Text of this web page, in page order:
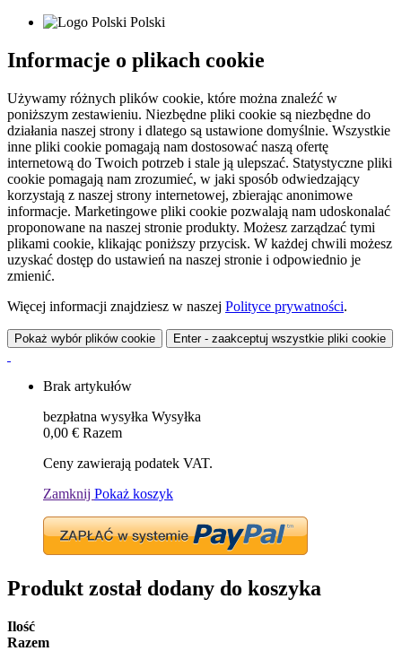
Polski
Informacje o plikach cookie
Używamy różnych plików cookie, które można znaleźć w
poniższym zestawieniu. Niezbędne pliki cookie są niezbędne do
działania naszej strony i dlatego są ustawione domyślnie. Wszystkie
inne pliki cookie pomagają nam dostosować naszą ofertę
internetową do Twoich potrzeb i stale ją ulepszać. Statystyczne pliki
cookie pomagają nam zrozumieć, w jaki sposób odwiedzający
korzystają z naszej strony internetowej, zbierając anonimowe
informacje. Marketingowe pliki cookie pozwalają nam udoskonalać
proponowane na naszej stronie produkty. Możesz zarządzać tymi
plikami cookie, klikając poniższy przycisk. W każdej chwili możesz
uzyskać dostęp do ustawień na naszej stronie i odpowiednio je
zmienić.
Więcej informacji znajdziesz w naszej Polityce prywatności.
Pokaż wybór plików cookie Enter - zaakceptuj wszystkie pliki cookie
Brak artykułów
bezpłatna wysyłka Wysyłka
0,00 € Razem
Ceny zawierają podatek VAT.
Zamknij Pokaż koszyk
Produkt został dodany do koszyka
Ilość
Razem